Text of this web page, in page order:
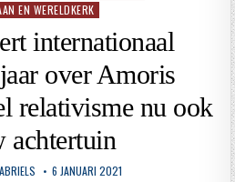
EN WERELDKERK
internationaal
over Amoris
relativisme nu ook
achtertuin
6 JANUARI 2021